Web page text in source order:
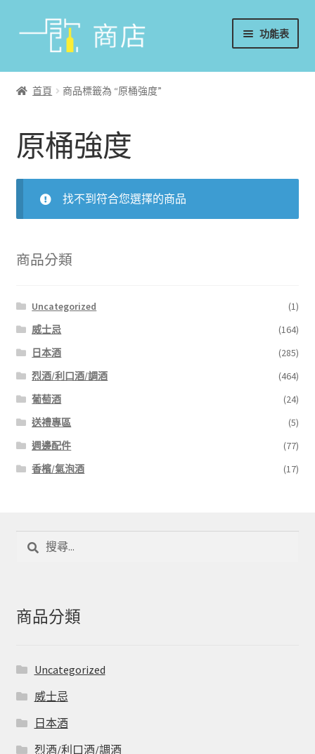
功能表
首頁
香檳/氣泡酒
威士忌
烈酒/利口酒/調酒
日本酒
首頁 商品標籤為 “原桶強度”
原桶強度
找不到符合您選擇的商品
商品分類
Uncategorized
(1)
威士忌
(164)
日本酒
(285)
烈酒/利口酒/調酒
(464)
葡萄酒
(24)
送禮專區
(5)
週邊配件
(77)
香檳/氣泡酒
(17)
字:
商品分類
Uncategorized
威士忌
日本酒
烈酒/利口酒/調酒